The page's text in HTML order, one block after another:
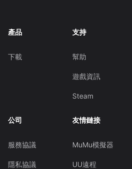
產品
下載
支持
幫助
遊戲資訊
Steam
公司
服務協議
隱私協議
友情鏈接
MuMu模擬器
UU遠程